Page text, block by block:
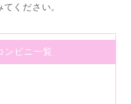
ください。
ンビニ一覧